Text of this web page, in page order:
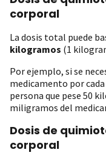
corporal
La dosis total puede
kilogramos (1
Por ejemplo, si se
medicamento por
persona que pese 50
miligramos del
Dosis de
corporal